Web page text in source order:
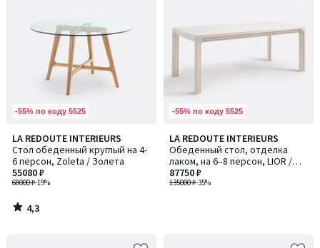
-55% по коду 5525
LA REDOUTE INTERIEURS
Стол обеденный круглый на 4-
6 персон, Zoleta / Золета
68000 ₽-19%
55080 ₽
4,3
/ 5
4,3
/
-55% по коду 5525
LA REDOUTE INTERIEURS
Обеденный стол, отделка
лаком, на 6–8 персон, LIOR /
ЛИОР
135000 ₽-35%
87750 ₽